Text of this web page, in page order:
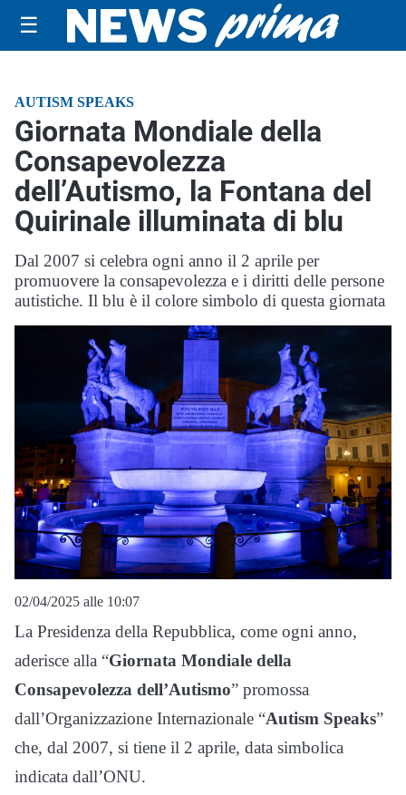
☰
AUTISM SPEAKS
Giornata Mondiale della
Consapevolezza
dell’Autismo, la Fontana del
Quirinale illuminata di blu
Dal 2007 si celebra ogni anno il 2 aprile per
promuovere la consapevolezza e i diritti delle persone
autistiche. Il blu è il colore simbolo di questa giornata
02/04/2025 alle 10:07
La Presidenza della Repubblica, come ogni anno,
aderisce alla “Giornata Mondiale della
Consapevolezza dell’Autismo” promossa
dall’Organizzazione Internazionale “Autism Speaks”
che, dal 2007, si tiene il 2 aprile, data simbolica
indicata dall’ONU.